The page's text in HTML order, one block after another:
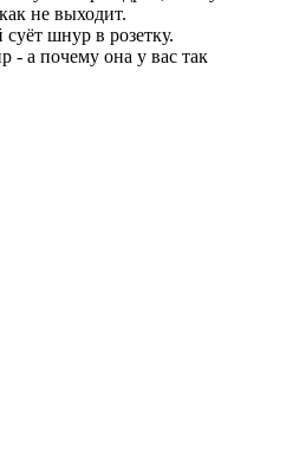
не выходит.
шнур в розетку.
- а почему она у вас так